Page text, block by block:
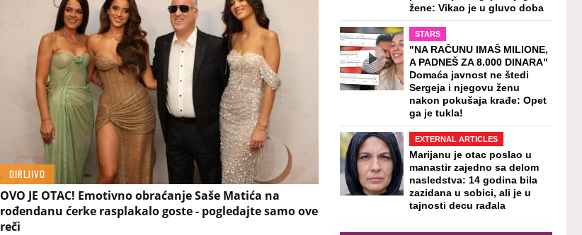
DIRLJIVO
OVO JE OTAC! Emotivno obraćanje Saše Matića na
rođendanu ćerke rasplakalo goste - pogledajte samo ove
reči
žene: Vikao je u gluvo doba
STARS
"NA RAČUNU IMAŠ MILIONE,
A PADNEŠ ZA 8.000 DINARA"
Domaća javnost ne štedi
Sergeja i njegovu ženu
nakon pokušaja krađe: Opet
ga je tukla!
EXTERNAL ARTICLES
Marijanu je otac poslao u
manastir zajedno sa delom
nasledstva: 14 godina bila
zazidana u sobici, ali je u
tajnosti decu rađala